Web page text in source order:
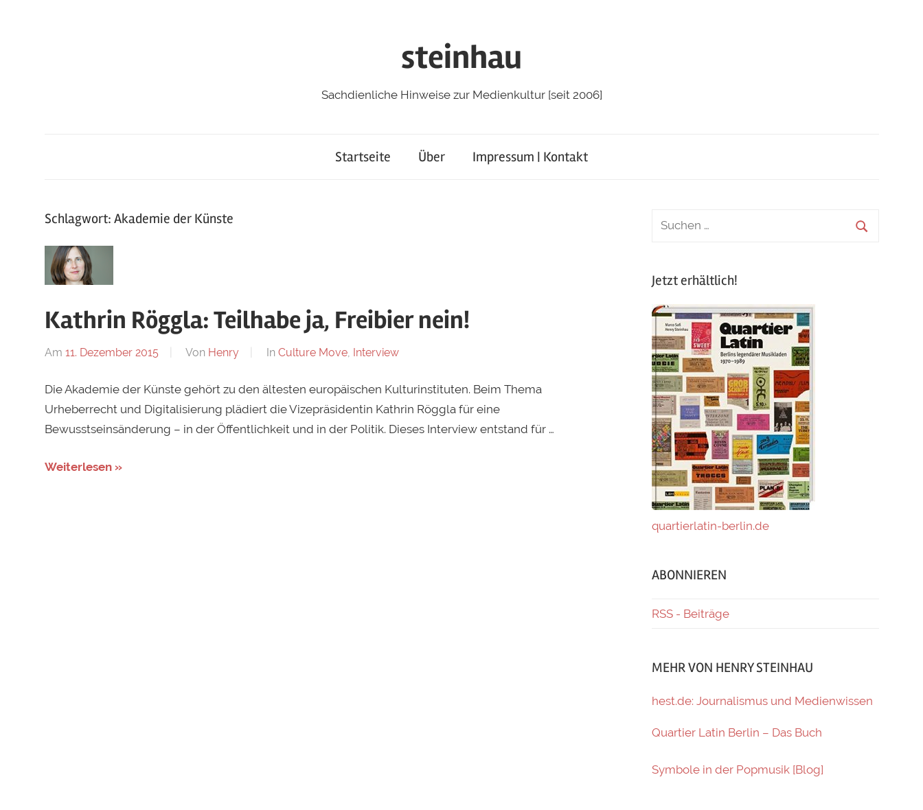
steinhau
Sachdienliche Hinweise zur Medienkultur [seit 2006]
Startseite Über Impressum | Kontakt
Schlagwort: Akademie der Künste
Kathrin Röggla: Teilhabe ja, Freibier nein!
Am 11. Dezember 2015 Von Henry In Culture Move, Interview
Die Akademie der Künste gehört zu den ältesten europäischen Kulturinstituten. Beim Thema
Urheberrecht und Digitalisierung plädiert die Vizepräsidentin Kathrin Röggla für eine
Bewusstseinsänderung – in der Öffentlichkeit und in der Politik. Dieses Interview entstand für …
Weiterlesen »
Jetzt erhältlich!
quartierlatin-berlin.de
ABONNIEREN
RSS - Beiträge
MEHR VON HENRY STEINHAU
hest.de: Journalismus und Medienwissen
Quartier Latin Berlin – Das Buch
Symbole in der Popmusik [Blog]